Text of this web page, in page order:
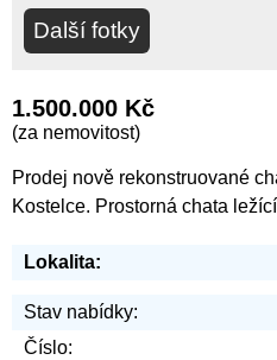
Další fotky
1.500.000 Kč
(za nemovitost)
Prodej nově rekonstruované
Kostelce. Prostorná chata ležící
Lokalita:
Stav nabídky:
Číslo: